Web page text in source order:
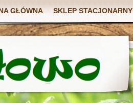
GŁÓWNA SKLEP STACJONARNY